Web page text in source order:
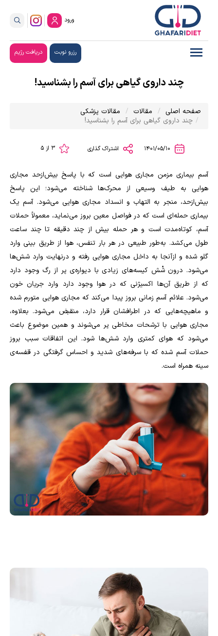
ورود
رزرو نوبت دریافت رژیم
چند داروی گیاهی برای آسم را بشناسید!
صفحه اصلی مقالات
مقالات پزشکی
چند داروی گیاهی برای آسم را بشناسید!
اشتراک گذاری
آسم بیماری مزمن مجاری هوایی است که با پاسخ بیش‌ازحد مجاری
هوایی به طیف وسیعی از محرک‌ها شناخته می‌شود؛ این پاسخ
بیش‌ازحد، منجر به التهاب و انسداد مجاری هوایی می‌شود. آسم یک
بیماری حمله‌ای است که در فواصل معین بروز می‌نماید، معمولاً حملات
آسم، کوتاه‌مدت است و هر حمله بیش از چند دقیقه تا چند ساعت
طول می‌کشد. به‌طور طبیعی در هر بار تنفس، هوا از طریق بینی وارد
گلو شده و ازآنجا به داخل مجاری هوایی رفته و در‌نهایت وارد شش‌ها
می‌شود. درون شُش کیسه‌های زیادی با دیواره‌ی پر از رگ وجود دارد
که از طریق آن‌ها اکسیژنی که در هوا وجود دارد وارد جریان خون
می‌شود. علائم آسم زمانی بروز پیدا می‌کند که مجاری هوایی متورم شده
و ماهیچه‌هایی که در اطرافشان قرار دارد، منقبض می‌شود. بعلاوه،
مجاری هوایی با ترشحات مخاطی پر می‌شوند و همین موضوع باعث
می‌شود که هوای کمتری وارد شش‌ها شود. این اتفاقات سبب بروز
حملات آسم شده که با سرفه‌های شدید و احساس گرفتگی در قفسه‌ی
سینه همراه است.